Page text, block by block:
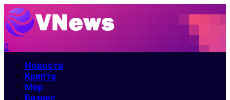
0
Новости
Крипта
Мир
Бизнес